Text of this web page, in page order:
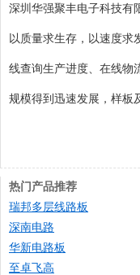
深圳华强聚丰电子科技有
以质量求生存，以速度求
线查询生产进度、在线物
规模得到迅速发展，样板
热门产品推荐
瑞邦多层线路板
深南电路
华新电路板
至卓飞高